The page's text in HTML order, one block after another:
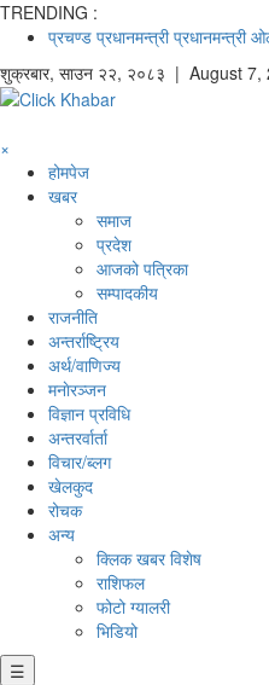
TRENDING :
प्रचण्ड प्रधानमन्त्री प्रधानमन्त्री
शुक्रबार, साउन २२, २०८३ | August 7,
×
होमपेज
खबर
समाज
प्रदेश
आजको पत्रिका
सम्पादकीय
राजनीति
अन्तर्राष्ट्रिय
अर्थ/वाणिज्य
मनाेरञ्जन
विज्ञान प्रविधि
अन्तरर्वार्ता
विचार/ब्लग
खेलकुद
रोचक
अन्य
क्लिक खबर विशेष
राशिफल
फोटो ग्यालरी
भिडियो
☰